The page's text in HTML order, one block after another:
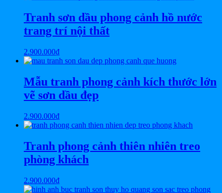
Tranh sơn dầu phong cảnh hồ nước
trang trí nội thất
2.900.000₫
Mẫu tranh phong cảnh kích thước lớn
vẽ sơn dầu đẹp
2.900.000₫
Tranh phong cảnh thiên nhiên treo
phòng khách
2.900.000₫